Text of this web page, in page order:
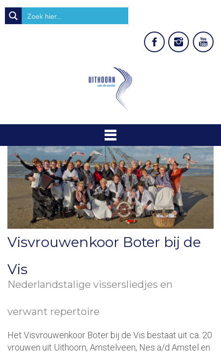
Visvrouwenkoor Boter bij de
Vis
Nederlandstalige vissersliedjes en
verwant repertoire
Het Visvrouwenkoor Boter bij de Vis bestaat uit ca. 20
vrouwen uit Uithoorn, Amstelveen, Nes a/d Amstel en